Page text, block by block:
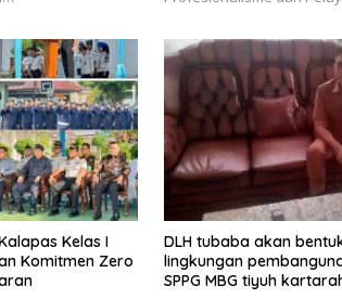
Kelas I
Komitmen Zero
DLH tubaba akan
lingkungan
SPPG MBG tiyuh